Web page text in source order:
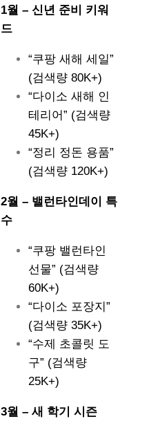
1월 – 신년 준비 키워
드
“쿠팡 새해 세일”
(검색량 80K+)
“다이소 새해 인
테리어” (검색량
45K+)
“정리 정돈 용품”
(검색량 120K+)
2월 – 밸런타인데이 특
수
“쿠팡 밸런타인
선물” (검색량
60K+)
“다이소 포장지”
(검색량 35K+)
“수제 초콜릿 도
구” (검색량
25K+)
3월 – 새 학기 시즌